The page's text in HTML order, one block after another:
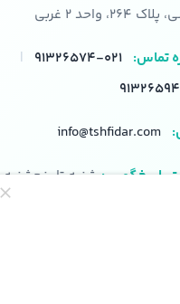
واحد ۲ غربی
تماس: ۰۲۱-۹۱۳۲۶۵۷۴
|
info@tshfidar.com
پاسخگویی: